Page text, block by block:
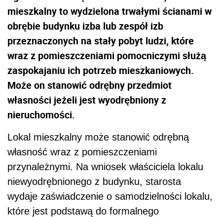
mieszkalny to wydzielona trwałymi ścianami w
obrębie budynku izba lub zespół izb
przeznaczonych na stały pobyt ludzi, które
wraz z pomieszczeniami pomocniczymi służą
zaspokajaniu ich potrzeb mieszkaniowych.
Może on stanowić odrębny przedmiot
własności jeżeli jest wyodrębniony z
nieruchomości.
Lokal mieszkalny może stanowić odrębną
własność wraz z pomieszczeniami
przynależnymi. Na wniosek właściciela lokalu
niewyodrębnionego z budynku, starosta
wydaje zaświadczenie o samodzielności lokalu,
które jest podstawą do formalnego